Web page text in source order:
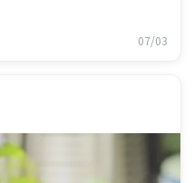
高なキャンプになりまし
07/03